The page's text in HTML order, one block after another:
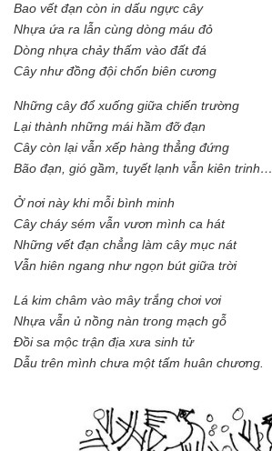
Bao vết đạn còn in dấu ngực cây
Nhựa ứa ra lẫn cùng dòng máu đỏ
Dòng nhựa chảy thấm vào đất đá
Cây như đồng đội chốn biên cương
Những cây đổ xuống giữa chiến trường
Lại thành những mái hầm đỡ đạn
Cây còn lại vẫn xếp hàng thẳng đứng
Bão đạn, gió gầm, tuyết lạnh vẫn kiên trinh…
Ở nơi này khi mỗi bình minh
Cây cháy sém vẫn vươn mình ca hát
Những vết đạn chẳng làm cây mục nát
Vẫn hiên ngang như ngọn bút giữa trời
Lá kim châm vào mây trắng chơi vơi
Nhựa vẫn ủ nồng nàn trong mạch gỗ
Đồi sa mộc trận địa xưa sinh tử
Dẫu trên mình chưa một tấm huân chương.